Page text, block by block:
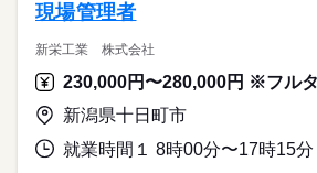
現場管理者
新栄工業 株式会社
新潟県十日町市
就業時間１ 8時00分〜17時15分